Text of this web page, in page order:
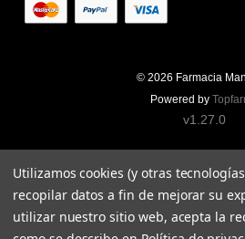
© 2026 Farmacia
Powered by
v1.27.0
Utilizamos cookies (y otras
recopilar datos a fin de mejorar su
utilizar nuestro sitio web, acepta la